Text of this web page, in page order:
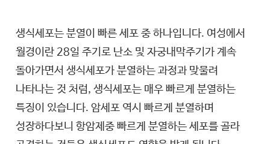
생식세포는 분열이 빠른 세포 중 하나입니다. 여성에서
월경이란 28일 주기로 난소 및 자궁내막주기가 계속
돌아가면서 생식세포가 분열하는 과정과 맞물려
나타나는 것 처럼, 생식세포는 매우 빠르게 분열하는
특징이 있습니다. 암세포 역시 빠르게 분열하며
성장하다보니 항암제중 빠르게 분열하는 세포를 골라